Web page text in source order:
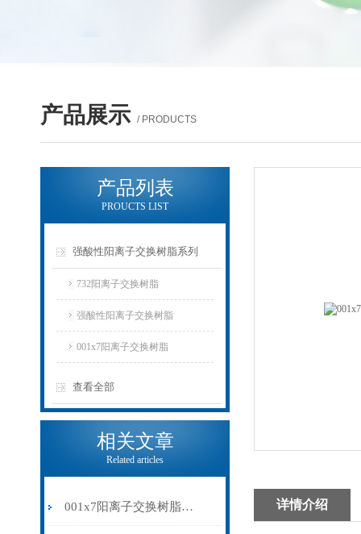
产品展示 / PRODUCTS
产品列表
PROUCTS LIST
强酸性阳离子交换树脂系列
732阳离子交换树脂
强酸性阳离子交换树脂
001x7阳离子交换树脂
查看全部
相关文章
Related articles
001x7阳离子交换树脂在水处理中的关键作用 详情介绍